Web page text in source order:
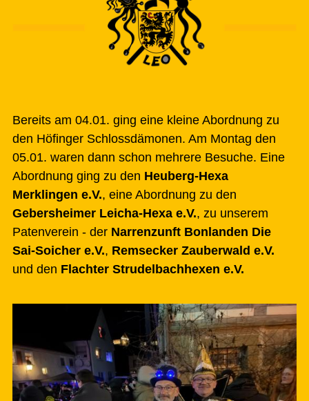
Bereits am 04.01. ging eine kleine Abordnung zu
den Höfinger Schlossdämonen. Am Montag den
05.01. waren dann schon mehrere Besuche. Eine
Abordnung ging zu den Heuberg-Hexa
Merklingen e.V., eine Abordnung zu den
Gebersheimer Leicha-Hexa e.V., zu unserem
Patenverein - der Narrenzunft Bonlanden Die
Sai-Soicher e.V., Remsecker Zauberwald e.V.
und den Flachter Strudelbachhexen e.V.